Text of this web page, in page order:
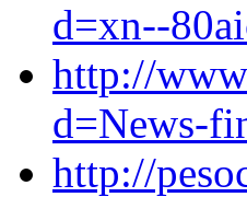
d=xn--
http://
d=News-
http://